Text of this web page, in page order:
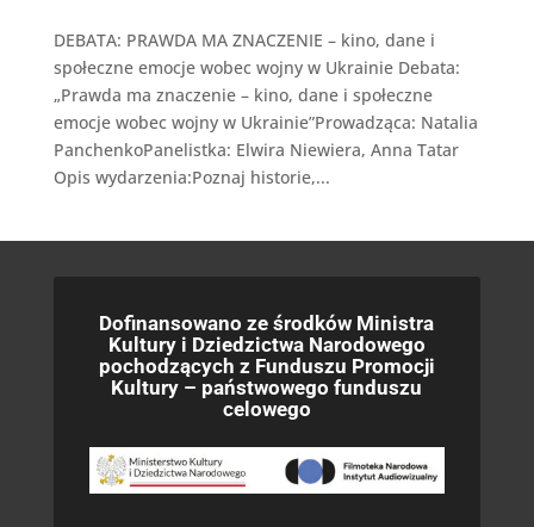
DEBATA: PRAWDA MA ZNACZENIE – kino, dane i
społeczne emocje wobec wojny w Ukrainie Debata:
„Prawda ma znaczenie – kino, dane i społeczne
emocje wobec wojny w Ukrainie”Prowadząca: Natalia
PanchenkoPanelistka: Elwira Niewiera, Anna Tatar
Opis wydarzenia:Poznaj historie,...
Dofinansowano ze środków Ministra
Kultury i Dziedzictwa Narodowego
pochodzących z Funduszu Promocji
Kultury – państwowego funduszu
celowego